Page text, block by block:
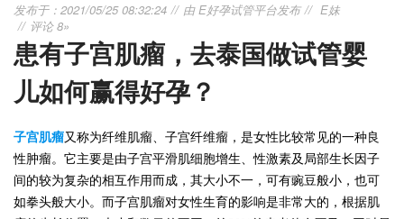
发布于：2021/05/25 08:32:24 由E好孕试管平台发布
E妹
评论 8»
患有子宫肌瘤，去泰国做试管婴
儿如何赢得好孕？
子宫肌瘤又称为纤维肌瘤、子宫纤维瘤，是女性比较常见的一种良
性肿瘤。它主要是由子宫平滑肌细胞增生、性激素及局部生长因子
间的较为复杂的相互作用而成，其大小不一，可有豌豆般小，也可
如拳头般大小。而子宫肌瘤对女性生育的影响是非常大的，根据肌